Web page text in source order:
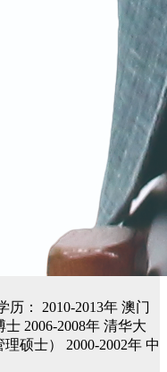
： 2010-2013年 澳门
2006-2008年 清华大
硕士） 2000-2002年 中